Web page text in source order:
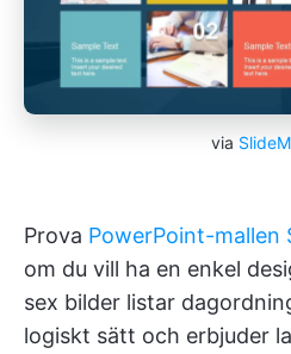
via
Prova PowerPoint-mallen
om du vill ha en enkel
sex bilder listar
logiskt sätt och erbjuder